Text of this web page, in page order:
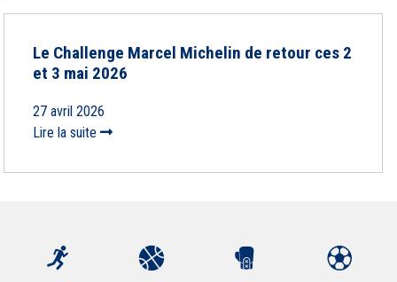
Le Challenge Marcel Michelin de retour ces 2
et 3 mai 2026
27 avril 2026
Lire la suite